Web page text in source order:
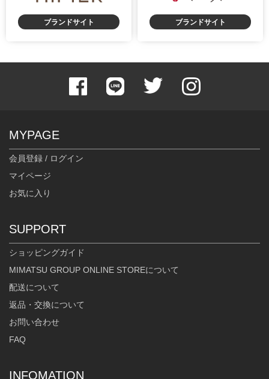
ブランドサイト ブランドサイト
MYPAGE
会員登録 / ログイン
マイページ
お気に入り
SUPPORT
ショッピングガイド
MIMATSU GROUP ONLINE STOREについて
配送について
返品・交換について
お問い合わせ
FAQ
INFOMATION